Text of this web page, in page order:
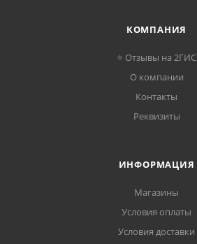
КОМПАНИЯ
⭐ Отзывы на 2ГИС
О компании
Контакты
Реквизиты
ИНФОРМАЦИЯ
Магазины
Условия оплаты
Условия доставки